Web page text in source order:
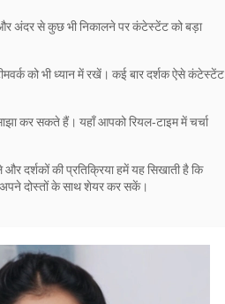
और अंदर से कुछ भी निकालने पर कंटेस्टेंट को बड़ा
को भी ध्यान में रखें। कई बार दर्शक ऐसे कंटेस्टेंट
कर सकते हैं। यहाँ आपको रियल‑टाइम में चर्चा
दर्शकों की प्रतिक्रिया हमें यह सिखाती है कि
दोस्तों के साथ शेयर कर सकें।